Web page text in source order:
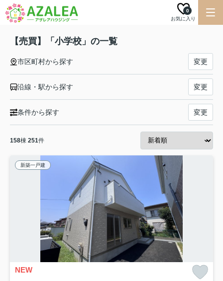
お気に入り
0
【売買】「小学校」の一覧
市区町村から探す 変更
沿線・駅から探す 変更
条件から探す 変更
158棟 251件
新築一戸建
NEW